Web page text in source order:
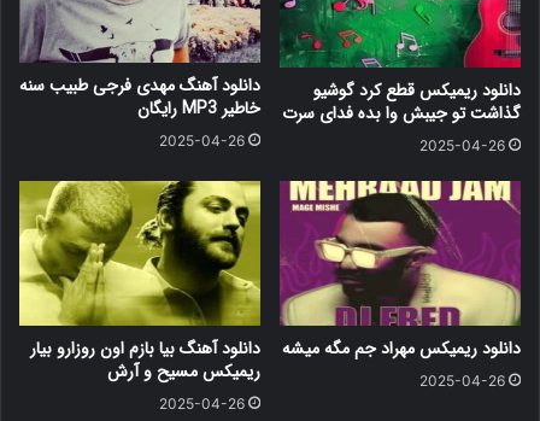
دانلود ریمیکس قطع کرد گوشیو
گذاشت تو جیبش وا بده فدای سرت
2025-04-26
دانلود آهنگ مهدی فرجی طبیب سنه
خاطیر MP3 رایگان
2025-04-26
دانلود ریمیکس مهراد جم مگه میشه
2025-04-26
دانلود آهنگ بیا بازم اون روزارو بیار
ریمیکس مسیح و آرش
2025-04-26